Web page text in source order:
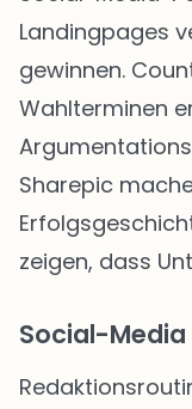
Landingpages
gewinnen.
Wahlterminen
Sharepic
zeigen, dass
Social-